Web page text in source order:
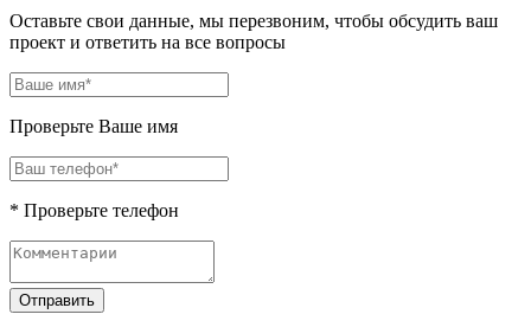
Оставьте свои данные, мы перезвоним, чтобы обсудить ваш
проект и ответить на все вопросы
Проверьте Ваше имя
* Проверьте телефон
Отправить